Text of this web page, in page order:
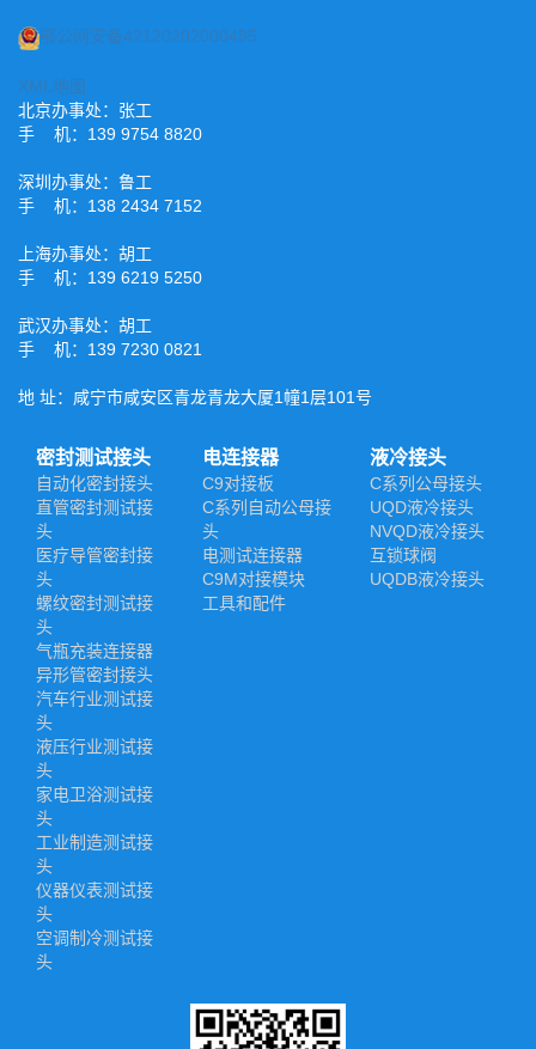
鄂公网安备42120202000485
XML地图
北京办事处：张工
手 机：139 9754 8820
深圳办事处：鲁工
手 机：138 2434 7152
上海办事处：胡工
手 机：139 6219 5250
武汉办事处：胡工
手 机：139 7230 0821
地 址：咸宁市咸安区青龙青龙大厦1幢1层101号
密封测试接头
自动化密封接头
直管密封测试接
头
医疗导管密封接
头
螺纹密封测试接
头
气瓶充装连接器
异形管密封接头
汽车行业测试接
头
液压行业测试接
头
家电卫浴测试接
头
工业制造测试接
头
仪器仪表测试接
头
空调制冷测试接
头
电连接器
C9对接板
C系列自动公母接
头
电测试连接器
C9M对接模块
工具和配件
液冷接头
C系列公母接头
UQD液冷接头
NVQD液冷接头
互锁球阀
UQDB液冷接头